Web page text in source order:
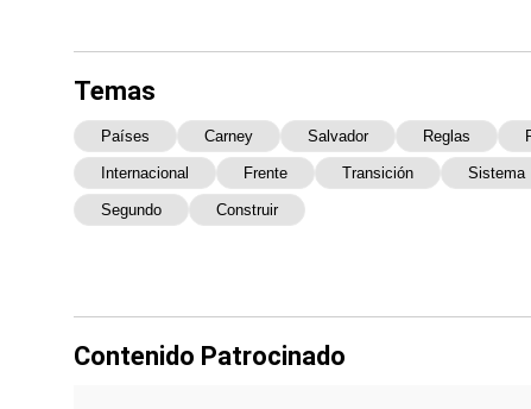
Temas
Países Carney Salvador Reglas
Internacional Frente Transición Sistema
Segundo Construir
Contenido Patrocinado